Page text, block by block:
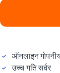
ऑनलाइन
उच्च गति सर्वर